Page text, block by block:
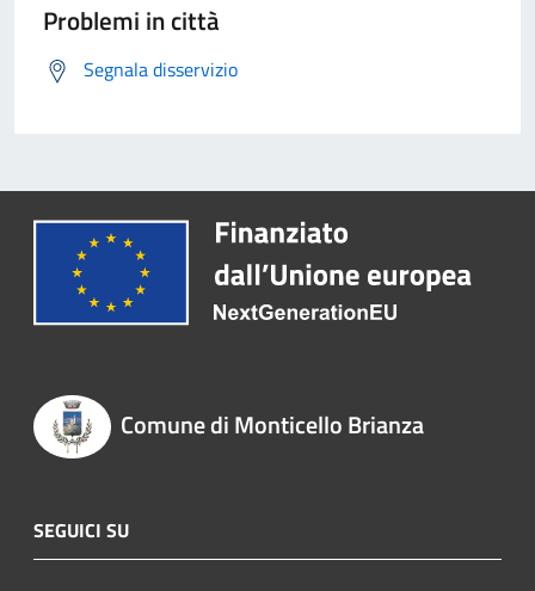
Problemi in città
Segnala disservizio
Comune di Monticello Brianza
SEGUICI SU